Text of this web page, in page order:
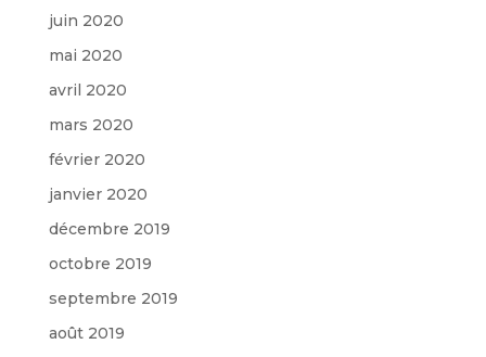
juin 2020
mai 2020
avril 2020
mars 2020
février 2020
janvier 2020
décembre 2019
octobre 2019
septembre 2019
août 2019